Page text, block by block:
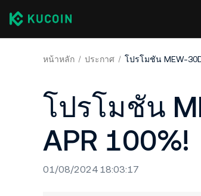
หน้าหลัก ประกาศ โปรโมชัน MEW-
โปรโมชัน
APR 100%!
01/08/2024 18:03:17